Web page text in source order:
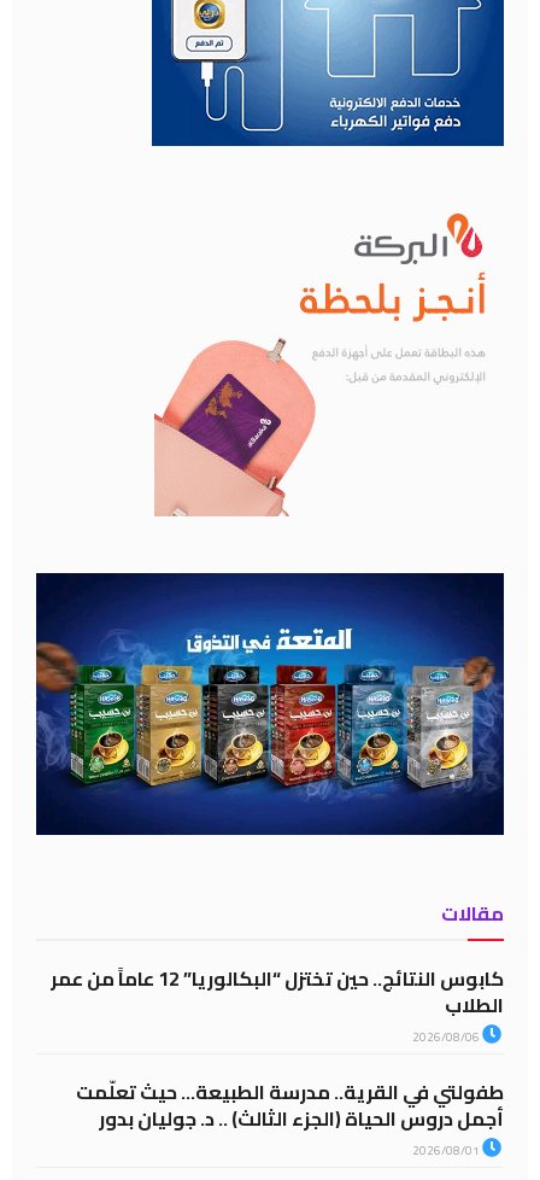
مقالات
كابوس النتائج.. حين تختزل “البكالوريا” 12 عاماً من عمر
الطلاب
طفولتي في القرية.. مدرسة الطبيعة… حيث تعلّمت
أجمل دروس الحياة (الجزء الثالث) .. د. جوليان بدور